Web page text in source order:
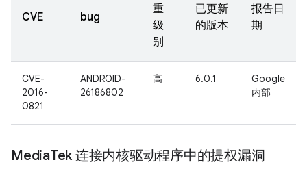
CVE bug
重
级
别
已更新
的版本
报告日
期
CVE-
2016-
0821
ANDROID-
26186802
高 6.0.1
Google
内部
MediaTek 连接内核驱动程序中的提权漏洞